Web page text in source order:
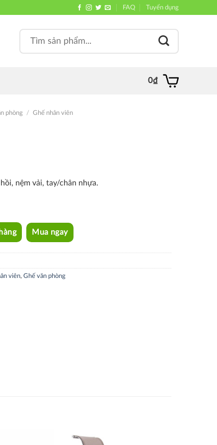
FAQ Tuyển dụng
for:
0₫
phòng / Ghế nhân viên
nệm vải, tay/chân nhựa.
Mua ngay
viên, Ghế văn phòng